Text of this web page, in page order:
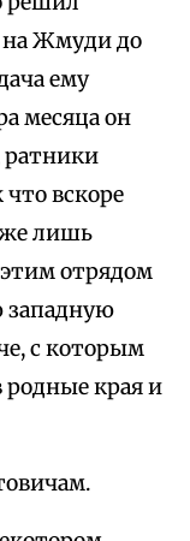
на Жмуди до
ему
месяца он
ратники
вскоре
лишь
этим отрядом
западную
с которым
родные края и